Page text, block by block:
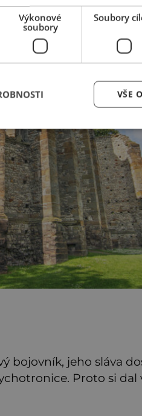
bojovník, jeho sláva
Proto si dal
Výkonové
soubory
Soubory
VŠE